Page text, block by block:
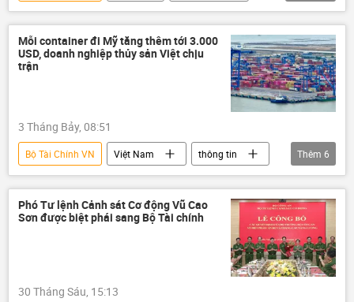
Du lịch
Trung Quốc
Hàn Quốc
Châu Âu
Covid-19 tại Việt Nam
Nha Trang
Phú Quốc
Đà Nẵng
Novosibirsk
Mỗi container đi Mỹ tăng thêm tới 3.000
USD, doanh nghiệp thủy sản Việt chịu
trận
3 Tháng Bảy, 08:51
Bộ Tài Chính VN Việt Nam
thông tin
doanh nghiệp
Kinh doanh
sản xuất
xuất khẩu
xuất nhập khẩu
Bộ Công Thương
Thêm 6
Phó Tư lệnh Cảnh sát Cơ động Vũ Cao
Sơn được biệt phái sang Bộ Tài chính
30 Tháng Sáu, 15:13